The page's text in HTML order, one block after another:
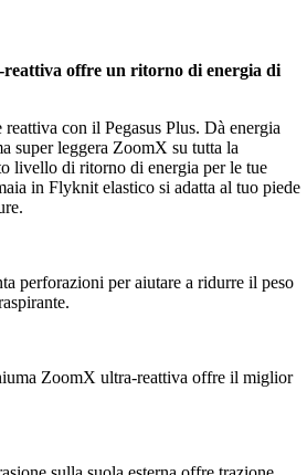
offre un ritorno di energia di
con il Pegasus Plus. Dà energia
super leggera ZoomX su tutta la
livello di ritorno di energia per le tue
in Flyknit elastico si adatta al tuo piede
perforazioni per aiutare a ridurre il peso
ZoomX ultra-reattiva offre il miglior